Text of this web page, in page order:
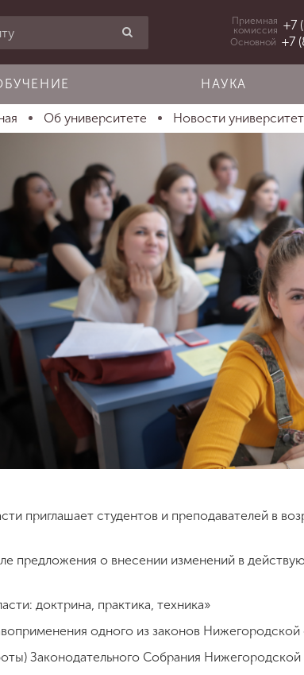
Приемная
комиссия +7
Основной +7
НАУКА
Об университете Новости
приглашает студентов и преподавателей в
предложения о внесении изменений в
доктрина, практика, техника»
одного из законов Нижегородской
Законодательного Собрания Нижегородской